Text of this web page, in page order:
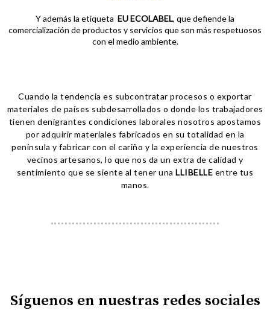
Y además la etiqueta EU ECOLABEL, que defiende la
comercialización de productos y servicios que son más respetuosos
con el medio ambiente.
Cuando la tendencia es subcontratar procesos o exportar
materiales de países subdesarrollados o donde los trabajadores
tienen denigrantes condiciones laborales nosotros apostamos
por adquirir materiales fabricados en su totalidad en la
península y fabricar con el cariño y la experiencia de nuestros
vecinos artesanos, lo que nos da un extra de calidad y
sentimiento que se siente al tener unaLLIBELLE entre tus
manos.
Síguenos en nuestras redes sociales